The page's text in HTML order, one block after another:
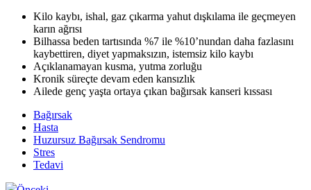
Kilo kaybı, ishal, gaz çıkarma yahut dışkılama ile geçmeyen
karın ağrısı
Bilhassa beden tartısında %7 ile %10’nundan daha fazlasını
kaybettiren, diyet yapmaksızın, istemsiz kilo kaybı
Açıklanamayan kusma, yutma zorluğu
Kronik süreçte devam eden kansızlık
Ailede genç yaşta ortaya çıkan bağırsak kanseri kıssası
Bağırsak
Hasta
Huzursuz Bağırsak Sendromu
Stres
Tedavi